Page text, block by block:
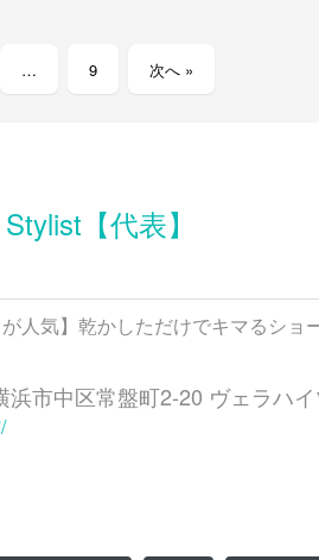
… 9 次へ »
【代表】
人気】乾かしただけでキマるシ
市中区常盤町2-20 ヴェラハ